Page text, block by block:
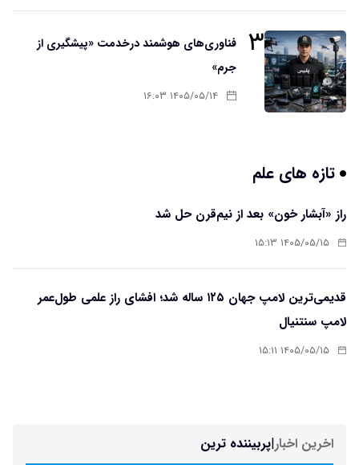
۳
فناوری‌های هوشمند درخدمت «پیشگیری از
جرم»
۱۴۰۵/۰۵/۱۴ ۱۶:۰۳
تازه های علم
راز «آبشار خون» بعد از نیم‌قرن حل شد
۱۴۰۵/۰۵/۱۵ ۱۵:۱۳
قدیمی‌ترین لامپ جهان ۱۲۵ ساله شد؛ افشای راز علمی طول‌عمر
لامپ سنتنیال
۱۴۰۵/۰۵/۱۵ ۱۵:۱۱
اخرین اخبار|پربیننده ترین